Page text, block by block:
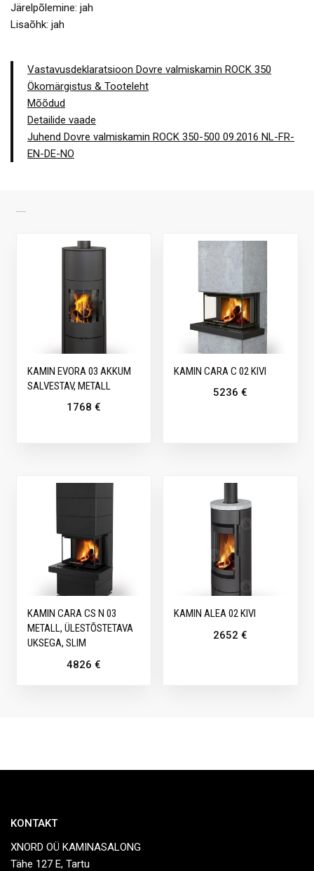
Järelpõlemine: jah
Lisaõhk: jah
Vastavusdeklaratsioon Dovre valmiskamin ROCK 350
Ökomärgistus & Tooteleht
Mõõdud
Detailide vaade
Juhend Dovre valmiskamin ROCK 350-500 09.2016 NL-FR-
EN-DE-NO
KAMIN EVORA 03 AKKUM
SALVESTAV, METALL
1768 €
KAMIN CARA C 02 KIVI
5236€
KAMIN CARA CS N 03
METALL, ÜLESTÕSTETAVA
UKSEGA, SLIM
4826 €
KAMIN ALEA 02 KIVI
2652€
KONTAKT
XNORD OÜ KAMINASALONG
Tähe 127 E, Tartu